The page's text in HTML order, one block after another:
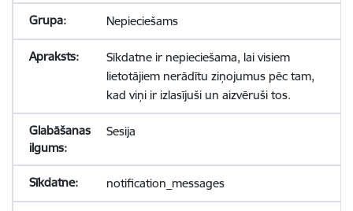
Nepieciešams
Sīkdatne ir nepieciešama, lai visiem
lietotājiem nerādītu ziņojumus pēc tam,
kad viņi ir izlasījuši un aizvēruši tos.
Sesija
notification_messages